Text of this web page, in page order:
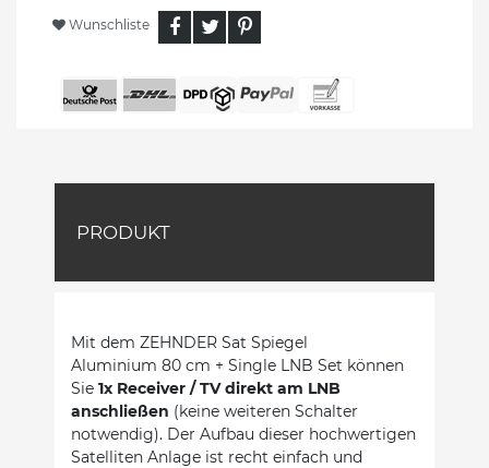
Wunschliste
PRODUKT
Mit dem ZEHNDER Sat Spiegel
Aluminium 80 cm + Single LNB Set können
Sie 1x Receiver / TV direkt am LNB
anschließen (keine weiteren Schalter
notwendig). Der Aufbau dieser hochwertigen
Satelliten Anlage ist recht einfach und